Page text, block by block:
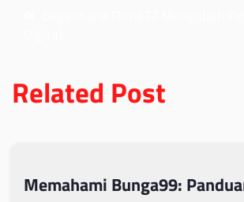
Related Post
Memahami Bunga99: